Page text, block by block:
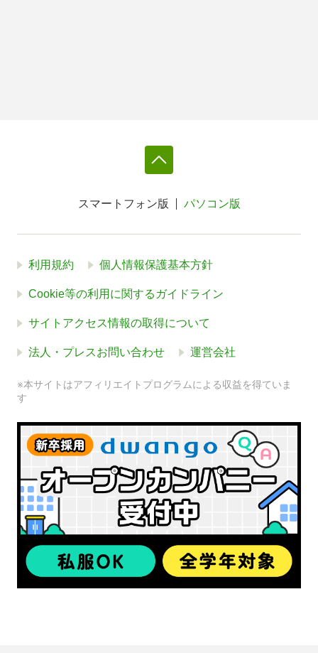
スマートフォン版 パソコン版
利用規約 個人情報保護基本方針
Cookie等の利用に関するガイドライン
サイトアクセス情報の取得について
法人・プレスお問い合わせ 運営会社
※本サイトはアフィリエイトプログラムによる収益を得ていま
す